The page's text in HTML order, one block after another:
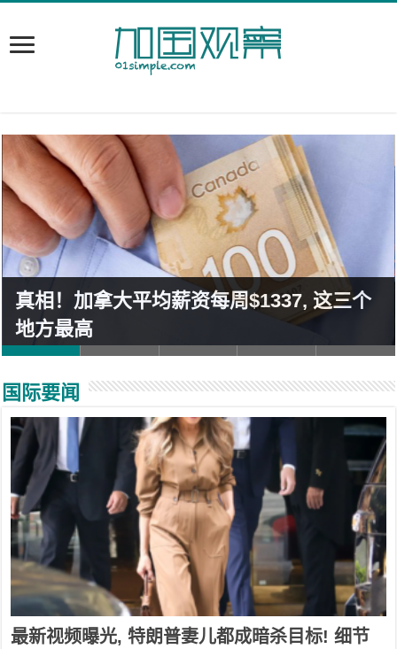
真相！加拿大平均薪资每周$1337, 这三个
地方最高
国际要闻
最新视频曝光, 特朗普妻儿都成暗杀目标! 细节